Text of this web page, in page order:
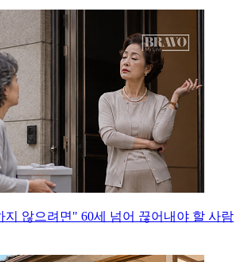
지 않으려면" 60세 넘어 끊어내야 할 사람